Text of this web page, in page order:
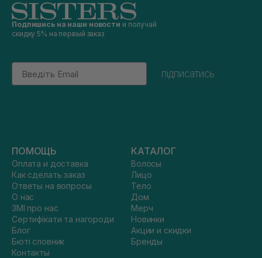
Подпишись на наши новости и получай
скидку 5% на первый заказ
Email
підписатись
ПОМОЩЬ
Оплата и доставка
Как сделать заказ
Ответы на вопросы
О нас
ЗМІ про нас
Сертифікати та нагороди
Блог
Бюті словник
Контакты
КАТАЛОГ
Волосы
Лицо
Тело
Дом
Мерч
Новинки
Акции и скидки
Бренды